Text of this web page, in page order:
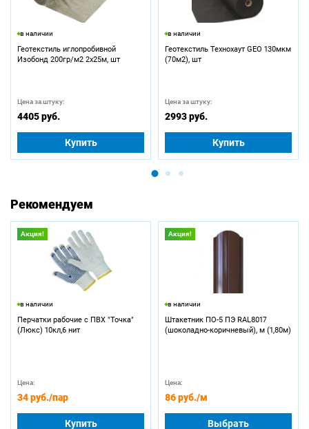
в наличии
Геотекстиль иглопробивной
Изобонд 200гр/м2 2х25м, шт
Цена за штуку:
4405 руб.
Купить
в наличии
Геотекстиль Технохаут GEO 130мкм
(70м2), шт
Цена за штуку:
2993 руб.
Купить
Рекомендуем
Акция!
в наличии
Перчатки рабочие с ПВХ "Точка"
(Люкс) 10кл,6 нит
Цена:
34 руб./пар
Купить
Акция!
в наличии
Штакетник ПО-5 ПЭ RAL8017
(шоколадно-коричневый), м (1,80м)
Цена:
86 руб./м
Выбрать